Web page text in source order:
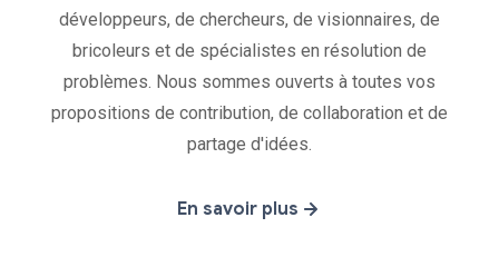
développeurs, de chercheurs, de visionnaires, de
bricoleurs et de spécialistes en résolution de
problèmes. Nous sommes ouverts à toutes vos
propositions de contribution, de collaboration et de
partage d'idées.
En savoir plus